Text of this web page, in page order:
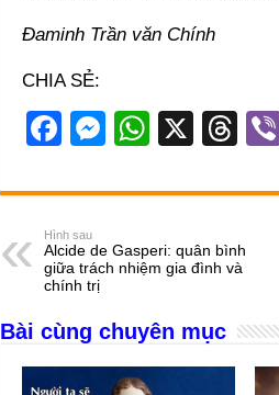
Đaminh Trần văn Chính
CHIA SẺ:
F
c
e
b
o
o
k
M
ss
n
er
W
at
A
p
X
T
e
d
Hình sau
Alcide de Gasperi: quân bình
giữa trách nhiệm gia đình và
chính trị
Bài cùng chuyên mục